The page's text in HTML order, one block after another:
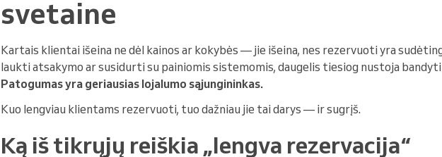
svetaine
Kartais klientai išeina ne dėl kainos ar kokybės — jie išeina, nes rezervuoti yra
laukti atsakymo ar susidurti su painiomis sistemomis, daugelis tiesiog nustoja
Patogumas yra geriausias lojalumo sąjungininkas.
Kuo lengviau klientams rezervuoti, tuo dažniau jie tai darys — ir sugrįš.
Ką iš tikrųjų reiškia „lengva rezervacija“